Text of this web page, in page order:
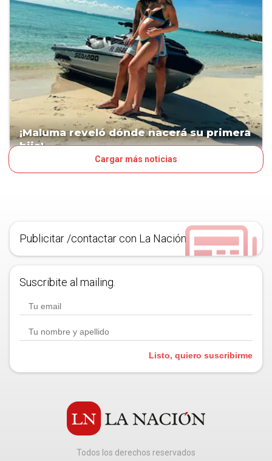
¡Maluma reveló dónde nacerá su primera
hija!
Cargar más noticias
Publicitar /contactar con La Nación
Suscribite al mailing.
Listo, quiero suscribirme
Todos los derechos reservados